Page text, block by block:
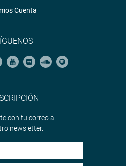
Cuenta
con tu correo a
newsletter.